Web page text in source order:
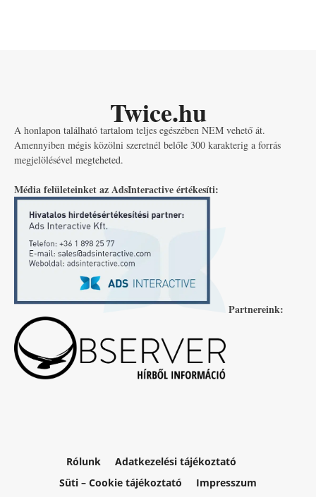
Twice.hu
A honlapon található tartalom teljes egészében NEM vehető át.
Amennyiben mégis közölni szeretnél belőle 300 karakterig a forrás
megjelölésével megteheted.
Média felületeinket az AdsInteractive értékesíti:
Partnereink:
Rólunk
Adatkezelési tájékoztató
Süti – Cookie tájékoztató
Impresszum